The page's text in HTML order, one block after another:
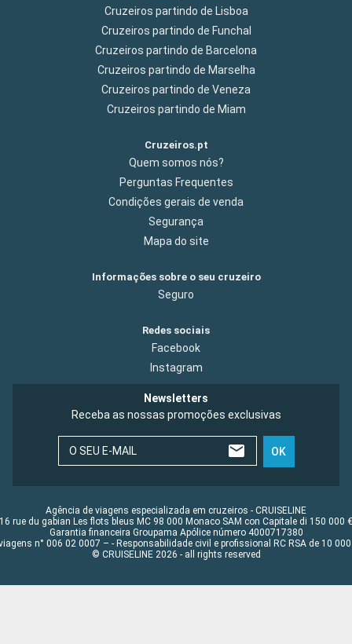
Cruzeiros partindo de Lisboa
Cruzeiros partindo de Funchal
Cruzeiros partindo de Barcelona
Cruzeiros partindo de Marselha
Cruzeiros partindo de Veneza
Cruzeiros partindo de Miam
Cruzeiros.pt
Quem somos nós?
Perguntas Frequentes
Condições gerais de venda
Segurança
Mapa do site
Informações sobre o seu cruzeiro
Seguro
Redes sociais
Facebook
Instagram
Newsletters
Receba as nossas promoções exclusivas
O SEU E-MAIL OK
Agência de viagens especializada em cruzeiros - CRUISELINE
16 rue du gabian Les flots bleus MC 98 000 Monaco SAM con Capitale di 150 000 €
Garantia financeira Groupama Apólice número 4000717380
n° 006 02 0007 – - Responsabilidade civil e profissional RC RSA de 10 000
© CRUISELINE 2026 - all rights reserved